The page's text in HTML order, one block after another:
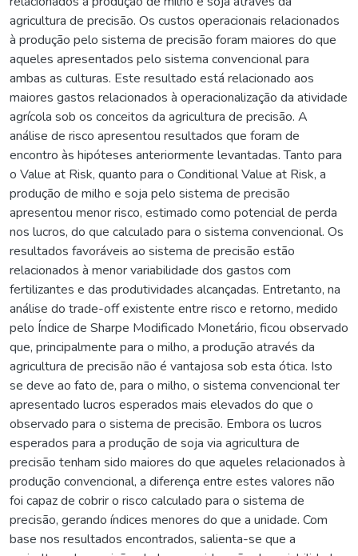
agricultura de precisão. Os custos operacionais relacionados
à produção pelo sistema de precisão foram maiores do que
aqueles apresentados pelo sistema convencional para
ambas as culturas. Este resultado está relacionado aos
maiores gastos relacionados à operacionalização da atividade
agrícola sob os conceitos da agricultura de precisão. A
análise de risco apresentou resultados que foram de
encontro às hipóteses anteriormente levantadas. Tanto para
o Value at Risk, quanto para o Conditional Value at Risk, a
produção de milho e soja pelo sistema de precisão
apresentou menor risco, estimado como potencial de perda
nos lucros, do que calculado para o sistema convencional. Os
resultados favoráveis ao sistema de precisão estão
relacionados à menor variabilidade dos gastos com
fertilizantes e das produtividades alcançadas. Entretanto, na
análise do trade-off existente entre risco e retorno, medido
pelo Índice de Sharpe Modificado Monetário, ficou observado
que, principalmente para o milho, a produção através da
agricultura de precisão não é vantajosa sob esta ótica. Isto
se deve ao fato de, para o milho, o sistema convencional ter
apresentado lucros esperados mais elevados do que o
observado para o sistema de precisão. Embora os lucros
esperados para a produção de soja via agricultura de
precisão tenham sido maiores do que aqueles relacionados à
produção convencional, a diferença entre estes valores não
foi capaz de cobrir o risco calculado para o sistema de
precisão, gerando índices menores do que a unidade. Com
base nos resultados encontrados, salienta-se que a